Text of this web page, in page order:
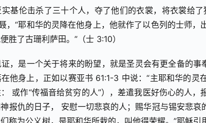
基伦击杀了三十个人，夺了他们的衣裳，将衣裳给
聂，“耶和华的灵降在他身上，他就作了以色列的士师
胜了古珊利萨田。”（士 3:10）
，是一个关于将来的盼望，就是圣灵会有更全备的事
他身上，正如以赛亚书 61:1-3 中说：“主耶和华的灵
或作“传福音给贫穷的人”），差遣我医好伤心的人
报仇的日子， 安慰一切悲哀的人；赐华冠与锡安悲